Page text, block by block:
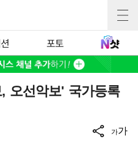
포토
오선악보' 국가등록
가가